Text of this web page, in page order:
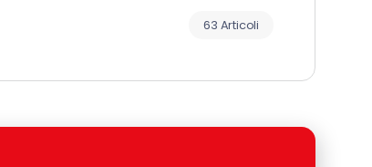
63 Articoli